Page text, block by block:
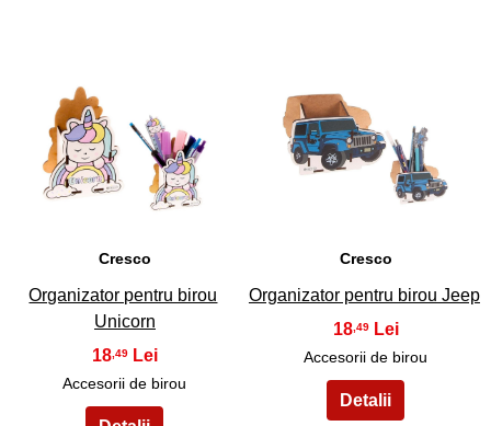
Cresco
Organizator pentru birou
Unicorn
18 ,49
Accesorii de birou
4
Cresco
Organizator pentru birou Jeep
18 ,49
Accesorii de birou